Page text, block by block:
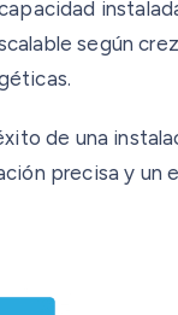
según
de una
precisa y un